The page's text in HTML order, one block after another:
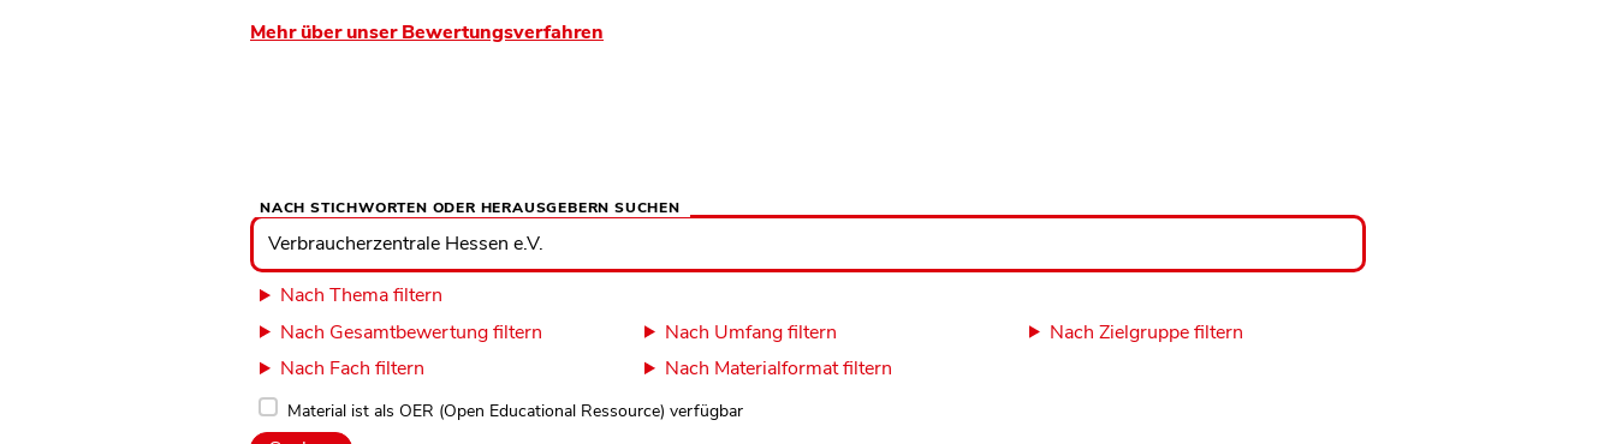
Mehr über unser Bewertungsverfahren
Nach
Stichworten
oder
Herausgebern
suchen
NACH STICHWORTEN ODER HERAUSGEBERN SUCHEN
Nach Thema filtern
Nach Gesamtbewertung filtern
Nach Umfang filtern
Nach Zielgruppe filtern
Nach Fach filtern
Nach Materialformat filtern
Material ist als OER (Open Educational Ressource) verfügbar